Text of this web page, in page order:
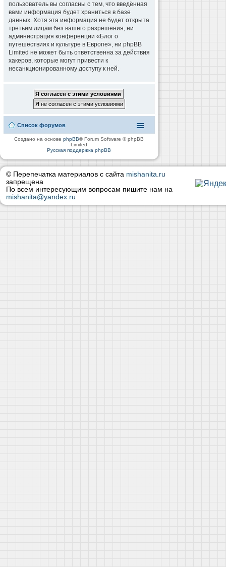
пользователь вы согласны с тем, что введённая
вами информация будет храниться в базе
данных. Хотя эта информация не будет открыта
третьим лицам без вашего разрешения, ни
администрация конференции «Блог о
путешествиях и культуре в Европе», ни phpBB
Limited не может быть ответственна за действия
хакеров, которые могут привести к
несанкционированному доступу к ней.
Список форумов
Создано на основеphpBB® Forum Software © phpBB
Limited
Русская поддержка phpBB
© Перепечатка материалов с сайта mishanita.ru
запрещена
По всем интересующим вопросам пишите нам на
mishanita@yandex.ru